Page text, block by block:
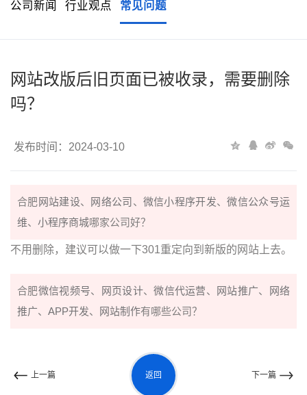
公司新闻 行业观点 常见问题
网站改版后旧页面已被收录，需要删除
吗？
发布时间：2024-03-10
合肥网站建设、 网络公司 、 微信小程序开发、微信公众号运
维、 小程序商城哪家公司好？
不用删除，建议可以做一下301重定向到新版的网站上去。
合肥微信视频号、 网页设计、微信代运营、 网站推广、
网络
推广、 APP开发、 网站制作有哪些公司？
上一篇 返回 下一篇